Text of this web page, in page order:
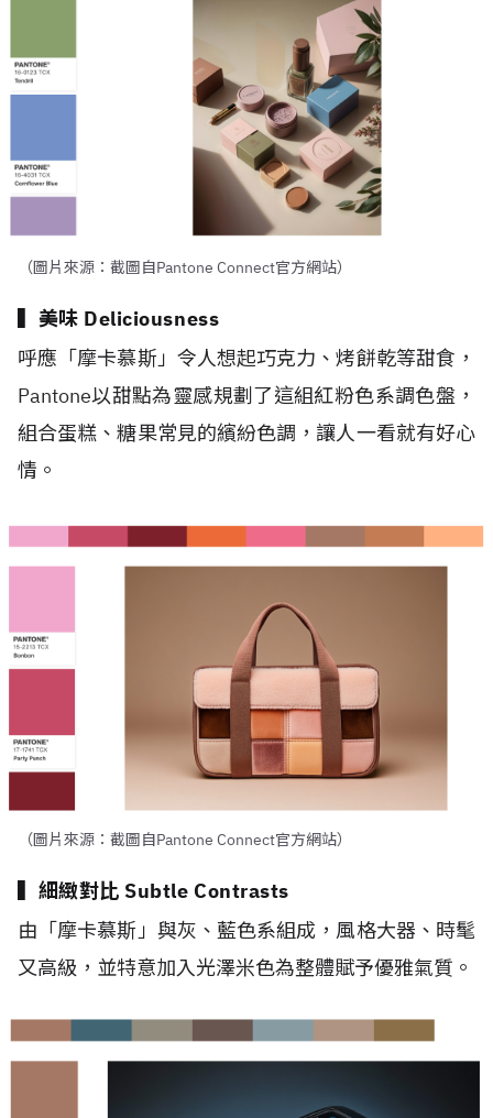
（圖片來源：截圖自Pantone Connect官方網站）
▍美味 Deliciousness
呼應「摩卡慕斯」令人想起巧克力、烤餅乾等甜食，
Pantone以甜點為靈感規劃了這組紅粉色系調色盤，
組合蛋糕、糖果常見的繽紛色調，讓人一看就有好心
情。
（圖片來源：截圖自Pantone Connect官方網站）
▍細緻對比 Subtle Contrasts
由「摩卡慕斯」與灰、藍色系組成，風格大器、時髦
又高級， 並特意加入光澤米色為整體賦予優雅氣質。